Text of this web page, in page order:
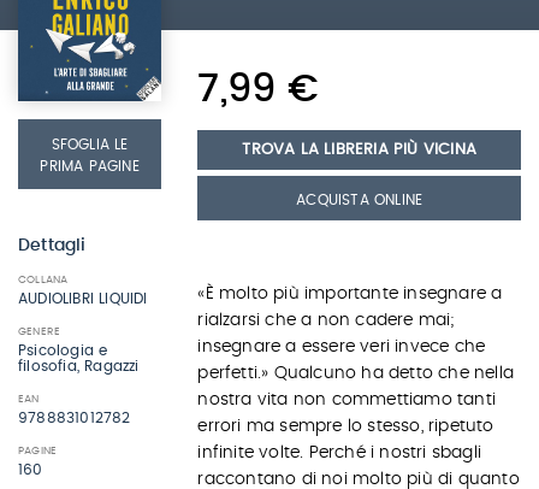
SFOGLIA LE
PRIMA PAGINE
Dettagli
COLLANA
AUDIOLIBRI LIQUIDI
GENERE
Psicologia e
filosofia, Ragazzi
EAN
9788831012782
PAGINE
160
7,99 €
TROVA LA LIBRERIA PIÙ VICINA
ACQUISTA ONLINE
«È molto più importante insegnare a
rialzarsi che a non cadere mai;
insegnare a essere veri invece che
perfetti.» Qualcuno ha detto che nella
nostra vita non commettiamo tanti
errori ma sempre lo stesso, ripetuto
infinite volte. Perché i nostri sbagli
raccontano di noi molto più di quanto